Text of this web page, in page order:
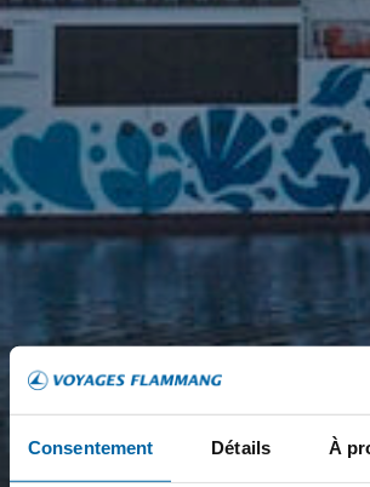
Consentement Détails À